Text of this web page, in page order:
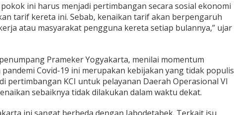
ini harus menjadi pertimbangan secara sosial ekonomi
tarif kereta ini. Sebab, kenaikan tarif akan berpengaruh
atau masyarakat pengguna kereta setiap bulannya,” ujar
Prameker Yogyakarta, menilai momentum
Covid-19 ini merupakan kebijakan yang tidak populis
pertimbangan KCI untuk pelayanan Daerah Operasional VI
sebaiknya tidak dilakukan dalam waktu dekat.